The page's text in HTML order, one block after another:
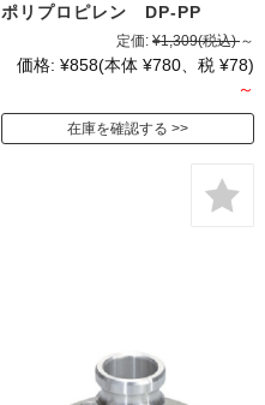
ポリプロピレン DP-PP
定価: ¥1,309(税込) ～
価格: ¥858(本体 ¥780、税 ¥78)
～
在庫を確認する